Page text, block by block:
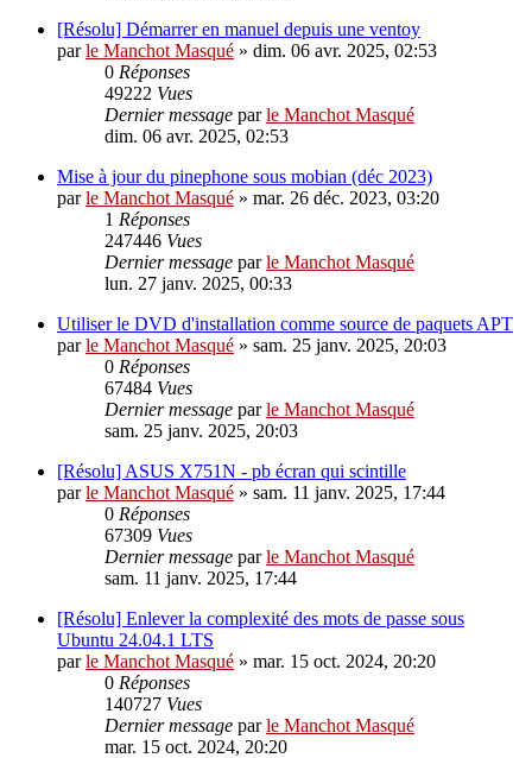
[Résolu] Démarrer en manuel depuis une ventoy
parle Manchot Masqué » dim. 06 avr. 2025, 02:53
0 Réponses
49222 Vues
Dernier message parle Manchot Masqué
dim. 06 avr. 2025, 02:53
Mise à jour du pinephone sous mobian (déc 2023)
parle Manchot Masqué » mar. 26 déc. 2023, 03:20
1 Réponses
247446 Vues
Dernier message parle Manchot Masqué
lun. 27 janv. 2025, 00:33
Utiliser le DVD d'installation comme source de paquets APT
parle Manchot Masqué » sam. 25 janv. 2025, 20:03
0 Réponses
67484 Vues
Dernier message parle Manchot Masqué
sam. 25 janv. 2025, 20:03
[Résolu] ASUS X751N - pb écran qui scintille
parle Manchot Masqué » sam. 11 janv. 2025, 17:44
0 Réponses
67309 Vues
Dernier message parle Manchot Masqué
sam. 11 janv. 2025, 17:44
[Résolu] Enlever la complexité des mots de passe sous
Ubuntu 24.04.1 LTS
parle Manchot Masqué » mar. 15 oct. 2024, 20:20
0 Réponses
140727 Vues
Dernier message parle Manchot Masqué
mar. 15 oct. 2024, 20:20